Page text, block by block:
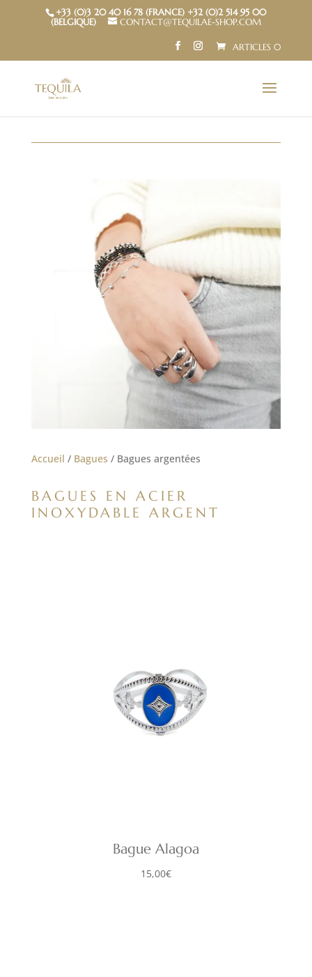
+33 (0)3 20 40 16 78 (FRANCE) +32 (0)2 514 95 00
(BELGIQUE)
CONTACT@TEQUILAE-SHOP.COM
ARTICLES 0
Accueil / Bagues / Bagues argentées
BAGUES EN ACIER
INOXYDABLE ARGENT
Bague Alagoa
15,00€